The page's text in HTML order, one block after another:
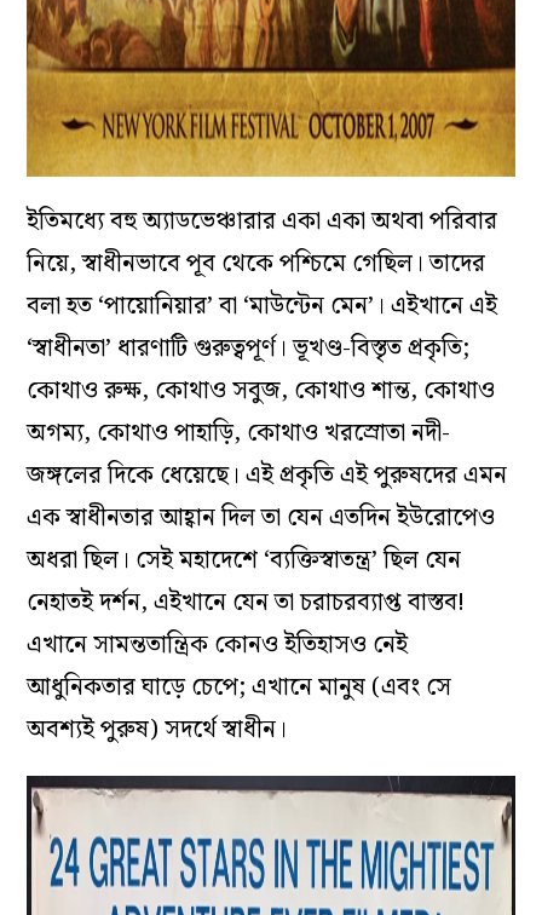
ইতিমধ্যে বহু অ্যাডভেঞ্চারার একা একা অথবা পরিবার
নিয়ে, স্বাধীনভাবে পূব থেকে পশ্চিমে গেছিল। তাদের
বলা হত‘পায়োনিয়ার’বা‘মাউন্টেন মেন’ । এইখানে এই
‘স্বাধীনতা’ ধারণাটি গুরুত্বপূর্ণ। ভূখণ্ড-বিস্তৃত প্রকৃতি;
কোথাও রুক্ষ, কোথাও সবুজ, কোথাও শান্ত, কোথাও
অগম্য, কোথাও পাহাড়ি, কোথাও খরস্রোতা নদী-
জঙ্গলের দিকে ধেয়েছে। এই প্রকৃতি এই পুরুষদের এমন
এক স্বাধীনতার আহ্বান দিল তা যেন এতদিন ইউরোপেও
অধরা ছিল। সেই মহাদেশে‘ব্যক্তিস্বাতন্ত্র’ছিল যেন
নেহাতই দর্শন, এইখানে যেন তা চরাচরব্যাপ্ত বাস্তব!
এখানে সামন্ততান্ত্রিক কোনও ইতিহাসও নেই
আধুনিকতার ঘাড়ে চেপে; এখানে মানুষ (এবং সে
অবশ্যই পুরুষ) সদর্থে স্বাধীন।